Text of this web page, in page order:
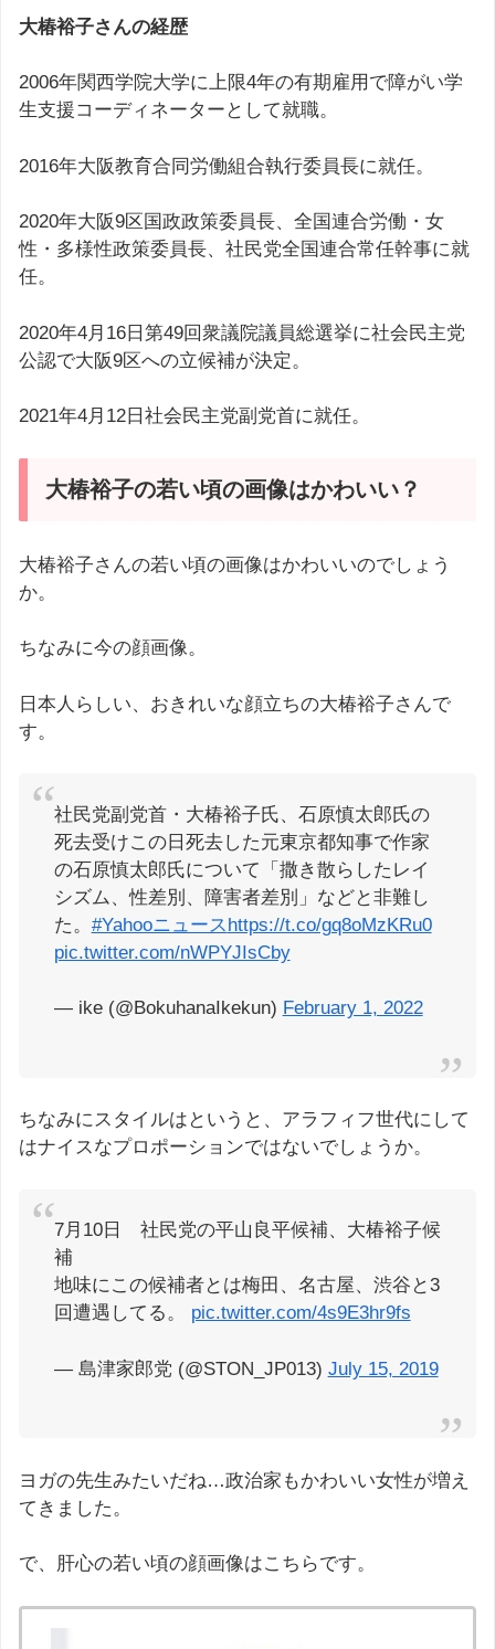
大椿裕子さんの経歴
2006年関西学院大学に上限4年の有期雇用で障がい学
生支援コーディネーターとして就職。
2016年大阪教育合同労働組合執行委員長に就任。
2020年大阪9区国政政策委員長、全国連合労働・女
性・多様性政策委員長、社民党全国連合常任幹事に就
任。
2020年4月16日第49回衆議院議員総選挙に社会民主党
公認で大阪9区への立候補が決定。
2021年4月12日社会民主党副党首に就任。
大椿裕子の若い頃の画像はかわいい？
大椿裕子さんの若い頃の画像はかわいいのでしょう
か。
ちなみに今の顔画像。
日本人らしい、おきれいな顔立ちの大椿裕子さんで
す。
社民党副党首・大椿裕子氏、石原慎太郎氏の
死去受けこの日死去した元東京都知事で作家
の石原慎太郎氏について「撒き散らしたレイ
シズム、性差別、障害者差別」などと非難し
た。 #Yahooニュースhttps://t.co/gq8oMzKRu0
pic.twitter.com/nWPYJIsCby
— ike (@BokuhanaIkekun) February 1, 2022
ちなみにスタイルはというと、アラフィフ世代にして
はナイスなプロポーションではないでしょうか。
7月10日 社民党の平山良平候補、大椿裕子候
補
地味にこの候補者とは梅田、名古屋、渋谷と3
回遭遇してる。 pic.twitter.com/4s9E3hr9fs
— 島津家郎党 (@STON_JP013) July 15, 2019
ヨガの先生みたいだね…政治家もかわいい女性が増え
てきました。
で、肝心の若い頃の顔画像はこちらです。